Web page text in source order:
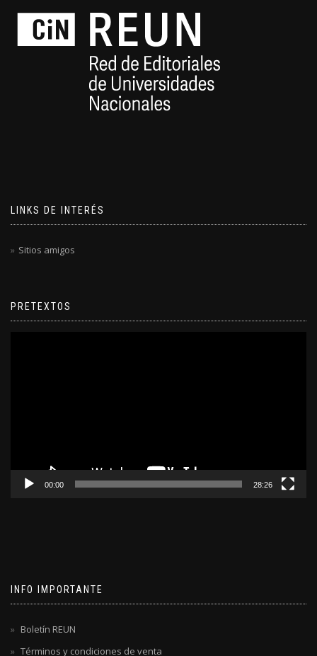
LINKS DE INTERÉS
Sitios amigos
PRETEXTOS
00:00 28:26
INFO IMPORTANTE
Boletín REUN
Términos y condiciones de venta